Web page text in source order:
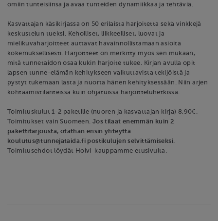
omiin tunteisiinsa ja avaa tunteiden dynamiikkaa ja tehtäviä.
Kasvattajan käsikirjassa on 50 erilaista harjoitetta sekä vinkkejä
keskustelun tueksi. Keholliset, liikkeelliset, luovat ja
mielikuvaharjoitteet auttavat havainnollistamaan asioita
kokemuksellisesti. Harjoitteet on merkitty myös sen mukaan,
mitä tunnetaidon osaa kukin harjoite tukee. Kirjan avulla opit
lapsen tunne-elämän kehitykseen vaikuttavista tekijöistä ja
pystyt tukemaan lasta ja nuorta hänen kehityksessään. Niin arjen
kohtaamistilanteissa kuin ohjatuissa harjoitteluhetkissä.
Toimituskulut 1-2 paketille (nuoren ja kasvattajan kirja) 8,90€.
Toimitukset vain Suomeen. Jos tilaat enemmän kuin 2
pakettitarjousta, otathan ensin yhteyttä
koulutus@tunnejataida.fi postikulujen selvittämiseksi.
Toimitusehdot löydät Holvi-kauppamme etusivulta.